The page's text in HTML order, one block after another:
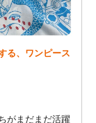
る、ワンピース
がまだまだ活躍